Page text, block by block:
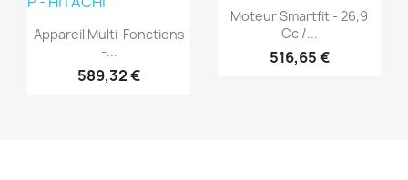
Aperçu rapide
Appareil Multi-Fonctions
-...
589,32 €
Aperçu rapide
Moteur Smartfit - 26,9
Cc /...
516,65 €